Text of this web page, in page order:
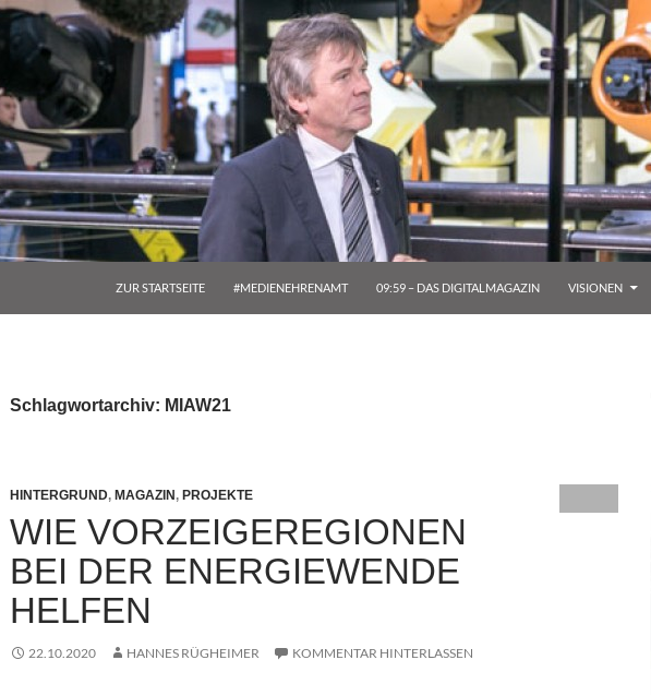
ZUR STARTSEITE #MEDIENEHRENAMT 09:59 – DAS DIGITALMAGAZIN VISIONEN
Schlagwortarchiv: MIAW21
HINTERGRUND, MAGAZIN , PROJEKTE
WIE VORZEIGEREGIONEN
BEI DER ENERGIEWENDE
HELFEN
22.10.2020 HANNES RÜGHEIMER KOMMENTAR HINTERLASSEN